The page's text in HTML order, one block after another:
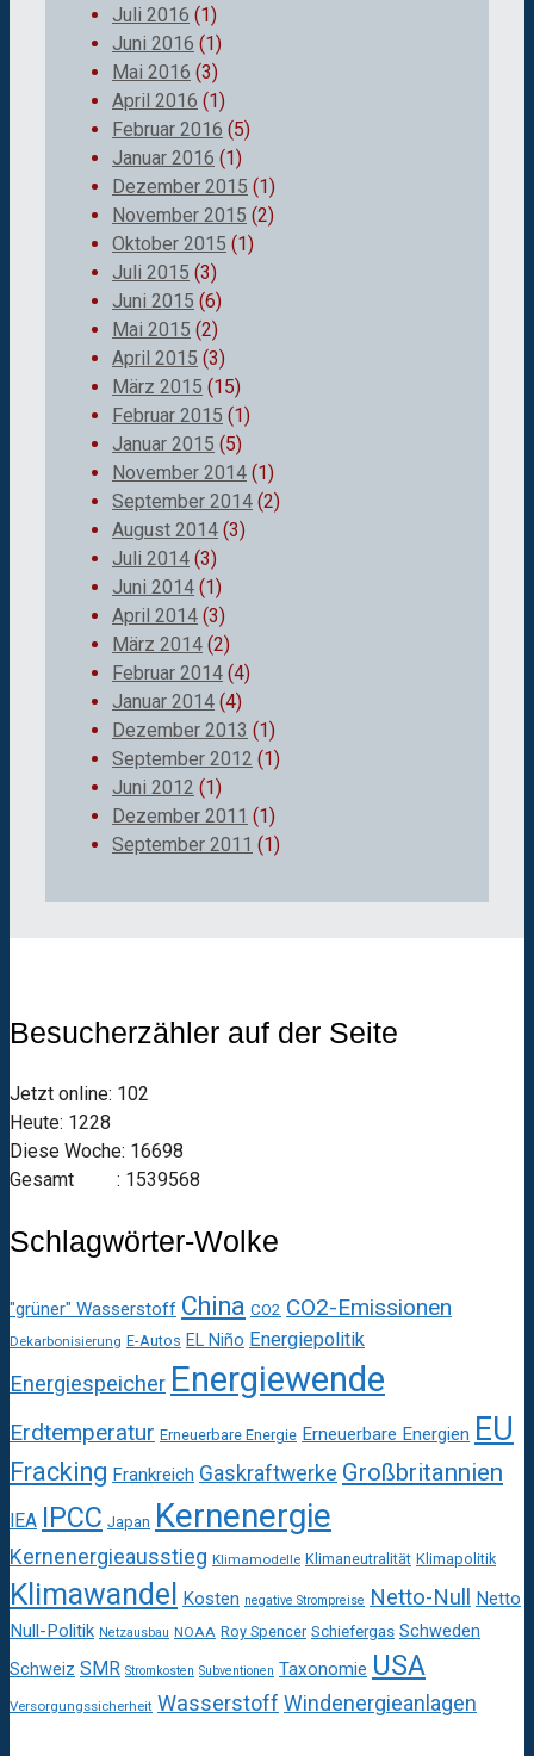
Juli 2016 (1)
Juni 2016 (1)
Mai 2016 (3)
April 2016 (1)
Februar 2016 (5)
Januar 2016 (1)
Dezember 2015 (1)
November 2015 (2)
Oktober 2015 (1)
Juli 2015 (3)
Juni 2015 (6)
Mai 2015 (2)
April 2015 (3)
März 2015 (15)
Februar 2015 (1)
Januar 2015 (5)
November 2014 (1)
September 2014 (2)
August 2014 (3)
Juli 2014 (3)
Juni 2014 (1)
April 2014 (3)
März 2014 (2)
Februar 2014 (4)
Januar 2014 (4)
Dezember 2013 (1)
September 2012 (1)
Juni 2012 (1)
Dezember 2011 (1)
September 2011 (1)
Besucherzähler auf der Seite
Jetzt online: 102
Heute: 1228
Diese Woche: 16698
Gesamt : 1539568
Schlagwörter-Wolke
"grüner" Wasserstoff China CO2 CO2-Emissionen
Dekarbonisierung E-Autos EL Niño Energiepolitik
Energiespeicher Energiewende
Erdtemperatur Erneuerbare Energie Erneuerbare Energien EU
Fracking Frankreich Gaskraftwerke Großbritannien
IEA IPCC Japan Kernenergie
Kernenergieausstieg Klimamodelle Klimaneutralität Klimapolitik
Klimawandel Kosten negative Strompreise Netto-Null
Netto
Null-Politik Netzausbau NOAA Roy Spencer Schiefergas Schweden
Schweiz SMR Stromkosten Subventionen Taxonomie USA
Versorgungssicherheit Wasserstoff Windenergieanlagen